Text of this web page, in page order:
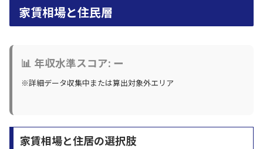
家賃相場と住民層
📊 年収水準スコア: ー
※詳細データ収集中または算出対象外エリア
家賃相場と住居の選択肢